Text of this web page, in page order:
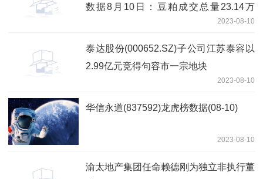
数据8月10日：豆粕成交总量23.14万
吨，较上一交易日减少6.2万吨；其中现
货成交10.44万吨。8月9日
2023-08-10
泰达股份(000652.SZ)子公司江苏泰容以
2.99亿元竞得句容市一宗地块
2023-08-10
华信永道(837592)龙虎榜数据(08-10)
2023-08-10
渝太地产集团任命赖德刚为独立非执行董